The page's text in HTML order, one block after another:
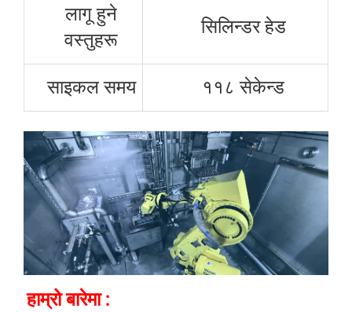
लागू हुने
वस्तुहरू
सिलिन्डर हेड
साइकल समय ११८ सेकेन्ड
हाम्रो बारेमा :